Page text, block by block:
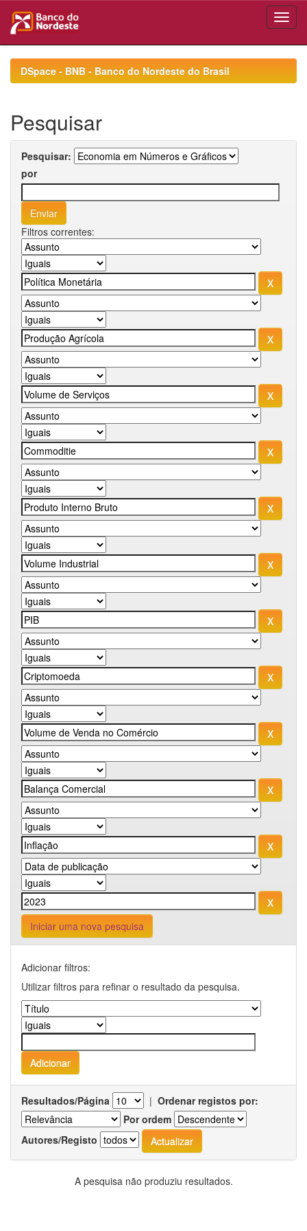
navigationDSpace - BNB - Banco do Nordeste do Brasil
Pesquisar
Pesquisar:
por
Filtros correntes:
Iniciar uma nova pesquisa
Adicionar filtros:
Utilizar filtros para refinar o resultado da pesquisa.
Resultados/Página | Ordenar registos por:
Por ordem
Autores/Registo
A pesquisa não produziu resultados.